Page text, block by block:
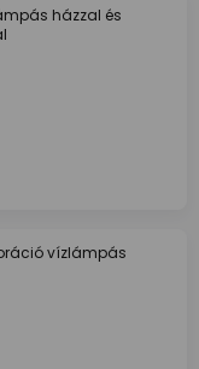
házzal és
vízlámpás